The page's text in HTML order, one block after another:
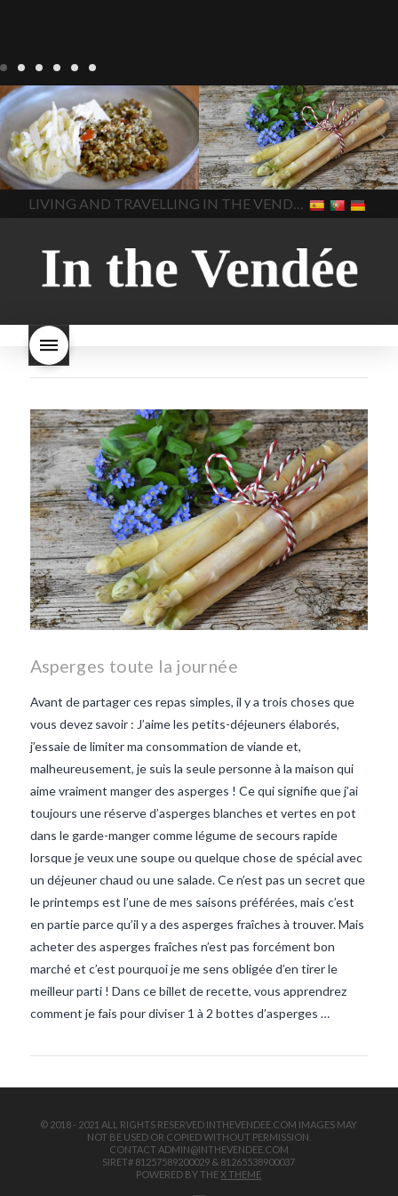
Notre cuisine
agriculture-
vendee comment cuisiner
les lentilles vertes cuisine-
vendue
cuisiner en France
cuisiner-avec-des-
ingrédients-vendus
cultures-vendues-lentilles la
cuisine au printemps la
cuisine avec les lentilles la
en vacances
lentilles vertes
lentilles vertes et boulgour
lentilles vertes-vendues les
grossir les lentilles vertes
sont-elles bonnes pour la
santé les lentilles vertes
sont-elles bonnes pour vous
repas d'été repas de
printemps salade d'endives
salade de lentilles vertes
taboulé
taboulé et lentilles
vertes
In The Vendee
Notre cuisine asperges
asperges-a-la-flamande
asperges-blanches
asperges-pour-le-petit-
déjeuner asperges-
saisonnières asperges-
sauce-crème asperges-
soup carbonara-
végétarienne cuisine
saisonnière
cuisine-locale
cuisine-maison européenne
cuisine-maison-france
In The Vendee
LIVING AND TRAVELLING IN THE VENDÉE
Asperges toute la journée
Avant de partager ces repas simples, il y a trois choses que
vous devez savoir : J’aime les petits-déjeuners élaborés,
j’essaie de limiter ma consommation de viande et,
malheureusement, je suis la seule personne à la maison qui
aime vraiment manger des asperges ! Ce qui signifie que j’ai
toujours une réserve d’asperges blanches et vertes en pot
dans le garde-manger comme légume de secours rapide
lorsque je veux une soupe ou quelque chose de spécial avec
un déjeuner chaud ou une salade. Ce n’est pas un secret que
le printemps est l’une de mes saisons préférées, mais c’est
en partie parce qu’il y a des asperges fraîches à trouver. Mais
acheter des asperges fraîches n’est pas forcément bon
marché et c’est pourquoi je me sens obligée d’en tirer le
meilleur parti ! Dans ce billet de recette, vous apprendrez
comment je fais pour diviser 1 à 2 bottes d’asperges …
© 2018 - 2021 ALL RIGHTS RESERVED INTHEVENDEE.COM IMAGES MAY
NOT BE USED OR COPIED WITHOUT PERMISSION.
CONTACT ADMIN@INTHEVENDEE.COM
SIRET# 81257589200029 & 81265538900037
POWERED BY THEX THEME